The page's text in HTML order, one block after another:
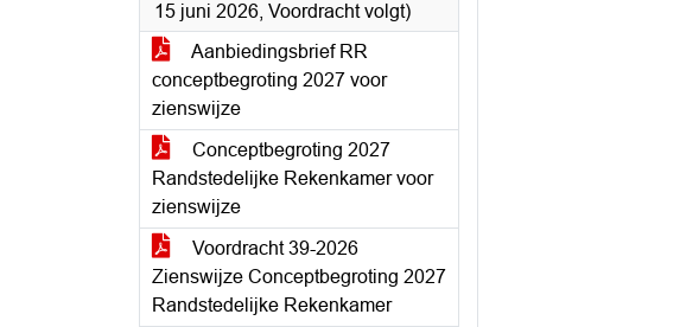
15 juni 2026, Voordracht volgt)
Aanbiedingsbrief RR
conceptbegroting 2027 voor
zienswijze
Conceptbegroting 2027
Randstedelijke Rekenkamer voor
zienswijze
Voordracht 39-2026
Zienswijze Conceptbegroting 2027
Randstedelijke Rekenkamer